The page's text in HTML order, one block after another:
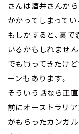
さんは酒井さんか
かかってしまってい
もしかすると、裏
いるかもしれませ
でも買ってきたけ
ーンもあります。
そういう話なら正
前にオーストラリ
がもらったカンガル